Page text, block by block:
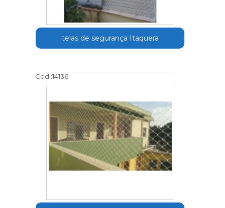
telas de segurança Itaquera
Cod.:14136